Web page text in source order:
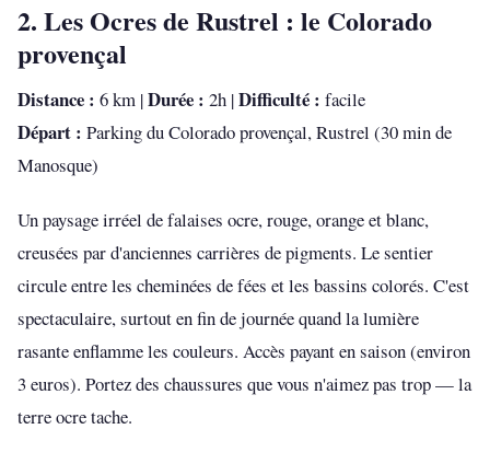
2. Les Ocres de Rustrel : le Colorado
provençal
Distance : 6 km |Durée : 2h |Difficulté : facile
Départ : Parking du Colorado provençal, Rustrel (30 min de
Manosque)
Un paysage irréel de falaises ocre, rouge, orange et blanc,
creusées par d'anciennes carrières de pigments. Le sentier
circule entre les cheminées de fées et les bassins colorés. C'est
spectaculaire, surtout en fin de journée quand la lumière
rasante enflamme les couleurs. Accès payant en saison (environ
3 euros). Portez des chaussures que vous n'aimez pas trop — la
terre ocre tache.